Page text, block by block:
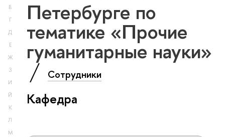
В
Г
Д
Е
Ж
З
И
Й
К
Л
М
Петербурге по
тематике «Прочие
гуманитарные науки»
Сотрудники
Кафедра